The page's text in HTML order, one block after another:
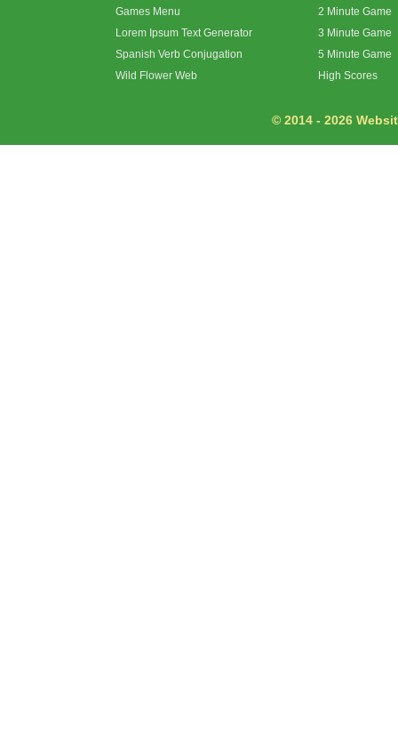
Games Menu
Lorem Ipsum Text Generator
Spanish Verb Conjugation
Wild Flower Web
2 Minute Game
3 Minute Game
5 Minute Game
High Scores
© 2014 - 2026